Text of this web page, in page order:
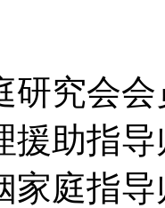
研究会会
援助指导
家庭指导